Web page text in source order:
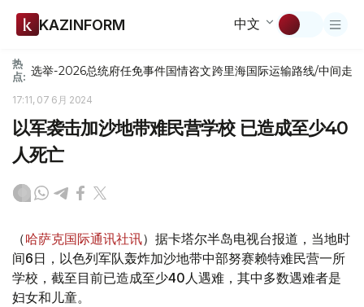
KAZINFORM 中文
热
点: 选举-2026总统府任免事件国情咨文跨里海国际运输路线/中间走廊
17:11, 07 6月 2024
以军袭击加沙地带难民营学校 已造成至少40
人死亡
（哈萨克国际通讯社讯）据卡塔尔半岛电视台报道，当地时
间6日，以色列军队轰炸加沙地带中部努赛赖特难民营一所
学校，截至目前已造成至少40人遇难，其中多数遇难者是
妇女和儿童。